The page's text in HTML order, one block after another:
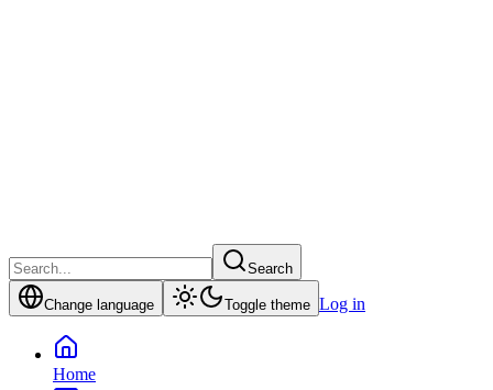
Search
Change language Toggle theme Log in
Home